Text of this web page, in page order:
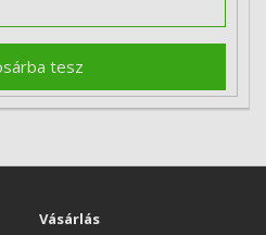
tesz
Vásárlás